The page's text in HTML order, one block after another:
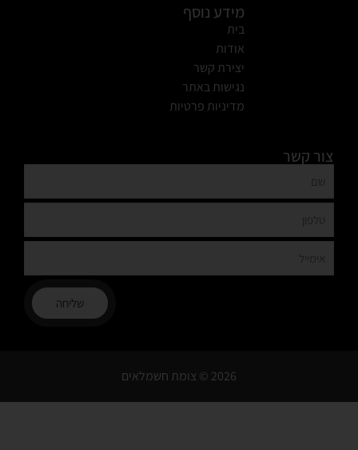
מידע נוסף
בית
אודות
יצירת קשר
נגישות באתר
מדיניות פרטיות
צור קשר
שליחה
2026 © צומת חשמלאים